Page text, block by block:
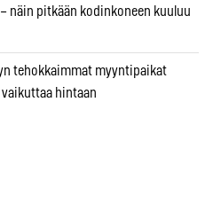
näin pitkään kodinkoneen kuuluu
tehokkaimmat myyntipaikat
vaikuttaa hintaan